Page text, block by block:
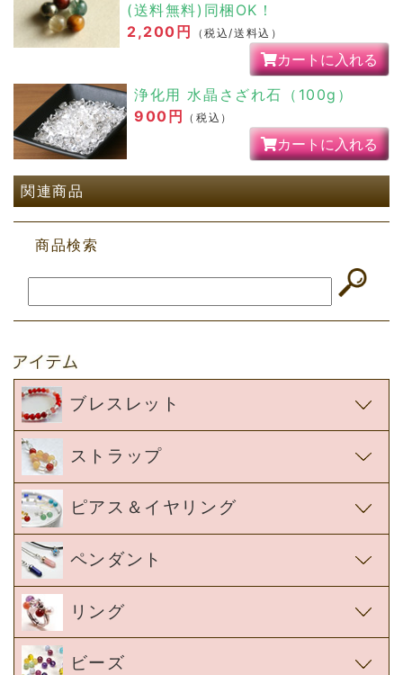
次はどのブレスレットをお迎えしようか、
かなり楽しみです！
本当にありがとうございました！
神奈川県 甲斐珠季 様
想像以上に綺麗で素敵です。
早速、身につけています。
レッドタイガーアイもお守りとして
素敵なメッセージも嬉しかったです。
まだ身につけたばかりですが、
つけた瞬間、
守られているような感じがしました。
うまく伝えれないのですが、
ふんわり優しい空気が
私の周りに流れたような気がします。
これから進展がありましたら
報告したいと思っています。
ありがとうございました。
(送料無料)同梱OK！
2,200円
（税込/送料込）
カートに入れる
浄化用 水晶さざれ石（100g）
900円
（税込）
カートに入れる
関連商品
商品検索
ブレスレット
ストラップ
ピアス＆イヤリング
ペンダント
リング
ビーズ